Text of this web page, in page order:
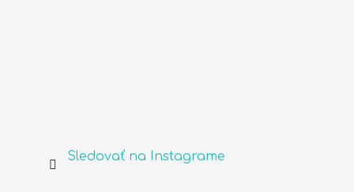
Sledovať na Instagrame